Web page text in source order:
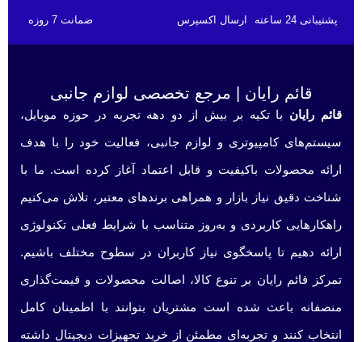
پشتیبانی 24 ساعته ارسال اکسپرس ضمانت 7 روزه
قائم رایان | مرجع تخصصی لوازم جانبی
قائم رایان با تکیه بر بیش از دو دهه تجربه در حوزه موبایل،
سیستم‌های کامپیوتری و لوازم جانبی، فعالیت خود را با هدف
ارائه محصولات باکیفیت و قابل اعتماد آغاز کرده است. ما با
شناخت دقیق نیاز بازار و همراهی برندهای معتبر، تلاش می‌کنیم
راهکارهایی کاربردی و به‌روز متناسب با شرایط فعلی تکنولوژی
ارائه دهیم تا پاسخگوی نیاز کاربران در سطوح مختلف باشیم.
تمرکز قائم رایان بر تنوع کالا، اصالت محصولات و قیمت‌گذاری
منصفانه باعث شده است مشتریان بتوانند با اطمینان کامل
انتخاب کنند و تجربه‌ای مطمئن از خرید تجهیزات دیجیتال داشته